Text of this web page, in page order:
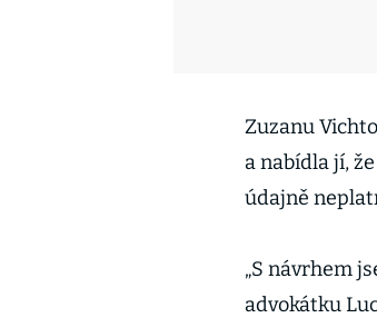
Zuzanu
a nabídla jí,
údajně
„S návrhem
advokátku